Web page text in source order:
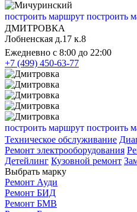
построить маршрут построить
ДМИТРОВКА
Лобненская д.17 к.8
Ежедневно с 8:00 до 22:00
+7 (499) 450-63-77
построить маршрут построить
Техническое обслуживание
Ремонт электрооборудования
Детейлинг Кузовной ремонт
Выбрать марку
Ремонт Ауди
Ремонт БИД
Ремонт БМВ